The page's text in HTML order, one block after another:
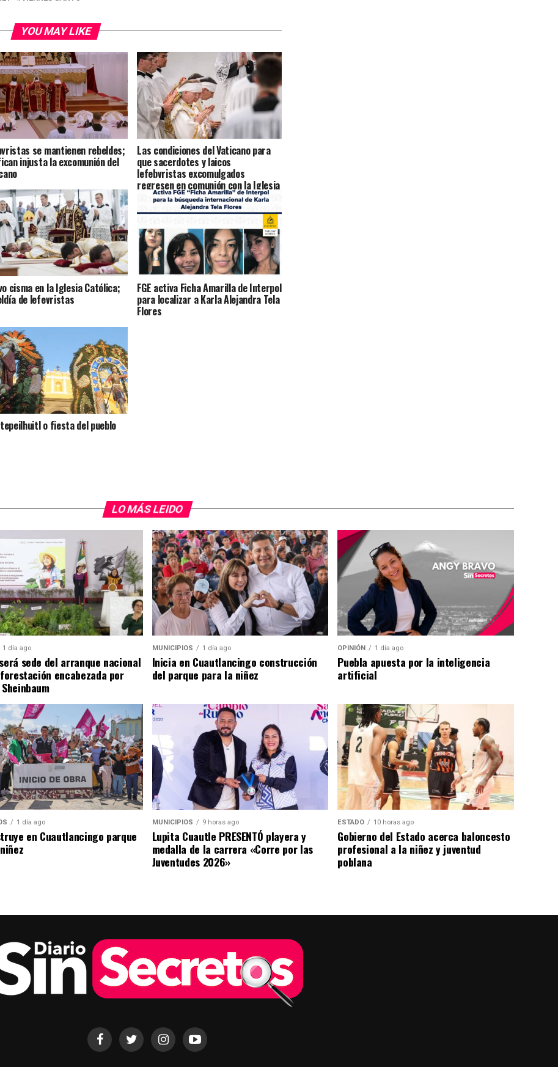
YOU MAY LIKE
se mantienen rebeldes;
injusta la excomunión del
Las condiciones del Vaticano para
que sacerdotes y laicos
lefebvristas excomulgados
regresen en comunión con la Iglesia
Católica
cisma en la Iglesia Católica;
de lefevristas
FGE activa Ficha Amarilla de Interpol
para localizar a Karla Alejandra Tela
Flores
o fiesta del pueblo
LO MÁS LEIDO
1 día ago
sede del arranque nacional
encabezada por
MUNICIPIOS 1 día ago
Inicia en Cuautlancingo construcción
del parque para la niñez
OPINIÓN 1 día ago
Puebla apuesta por la inteligencia
artificial
1 día ago
en Cuautlancingo parque
MUNICIPIOS 9 horas ago
Lupita Cuautle PRESENTÓ playera y
medalla de la carrera «Corre por las
Juventudes 2026»
ESTADO 10 horas ago
Gobierno del Estado acerca baloncesto
profesional a la niñez y juventud
poblana